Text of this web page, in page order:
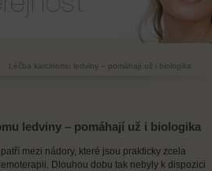
Léčba karcinomu ledviny – pomáhají už i biologika
ledviny – pomáhají už i biologika
mezi nádory, které jsou prakticky zcela
Dlouhou dobu tak nebyly k dispozici